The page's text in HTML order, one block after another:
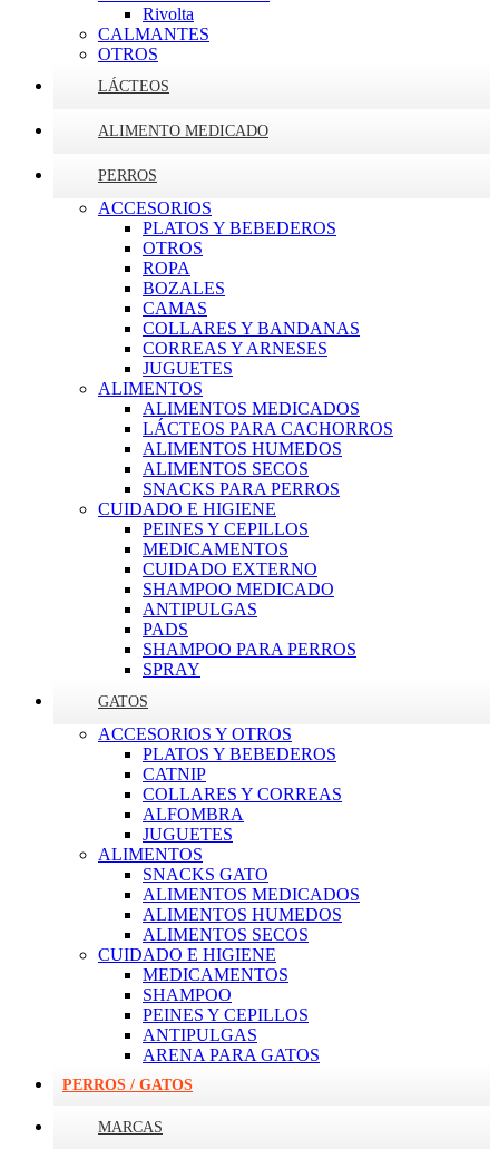
Rivolta
CALMANTES
OTROS
LÁCTEOS
ALIMENTO MEDICADO
PERROS
ACCESORIOS
PLATOS Y BEBEDEROS
OTROS
ROPA
BOZALES
CAMAS
COLLARES Y BANDANAS
CORREAS Y ARNESES
JUGUETES
ALIMENTOS
ALIMENTOS MEDICADOS
LÁCTEOS PARA CACHORROS
ALIMENTOS HUMEDOS
ALIMENTOS SECOS
SNACKS PARA PERROS
CUIDADO E HIGIENE
PEINES Y CEPILLOS
MEDICAMENTOS
CUIDADO EXTERNO
SHAMPOO MEDICADO
ANTIPULGAS
PADS
SHAMPOO PARA PERROS
SPRAY
GATOS
ACCESORIOS Y OTROS
PLATOS Y BEBEDEROS
CATNIP
COLLARES Y CORREAS
ALFOMBRA
JUGUETES
ALIMENTOS
SNACKS GATO
ALIMENTOS MEDICADOS
ALIMENTOS HUMEDOS
ALIMENTOS SECOS
CUIDADO E HIGIENE
MEDICAMENTOS
SHAMPOO
PEINES Y CEPILLOS
ANTIPULGAS
ARENA PARA GATOS
PERROS / GATOS
MARCAS